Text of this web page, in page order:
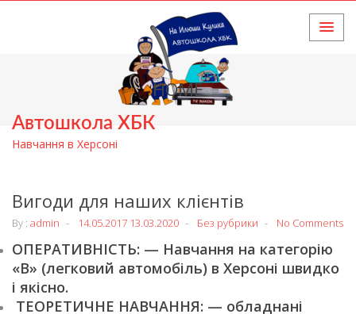
Автошкола ХБК
Навчання в Херсоні
HOME
Вигоди для наших клієнтів
By : admin 14.05.2017 13.03.2020 Без рубрики No Comments
ОПЕРАТИВНІСТЬ: — Навчання на категорію
«В» (легковий автомобіль) в Херсоні швидко
і якісно.
ТЕОРЕТИЧНЕ НАВЧАННЯ: — обладнані